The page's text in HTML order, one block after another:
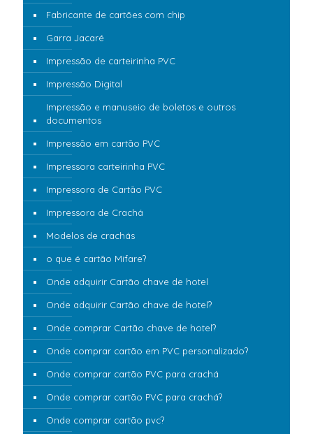
Fabricante de cartões com chip
Garra Jacaré
Impressão de carteirinha PVC
Impressão Digital
Impressão e manuseio de boletos e outros
documentos
Impressão em cartão PVC
Impressora carteirinha PVC
Impressora de Cartão PVC
Impressora de Crachá
Modelos de crachás
o que é cartão Mifare?
Onde adquirir Cartão chave de hotel
Onde adquirir Cartão chave de hotel?
Onde comprar Cartão chave de hotel?
Onde comprar cartão em PVC personalizado?
Onde comprar cartão PVC para crachá
Onde comprar cartão PVC para crachá?
Onde comprar cartão pvc?